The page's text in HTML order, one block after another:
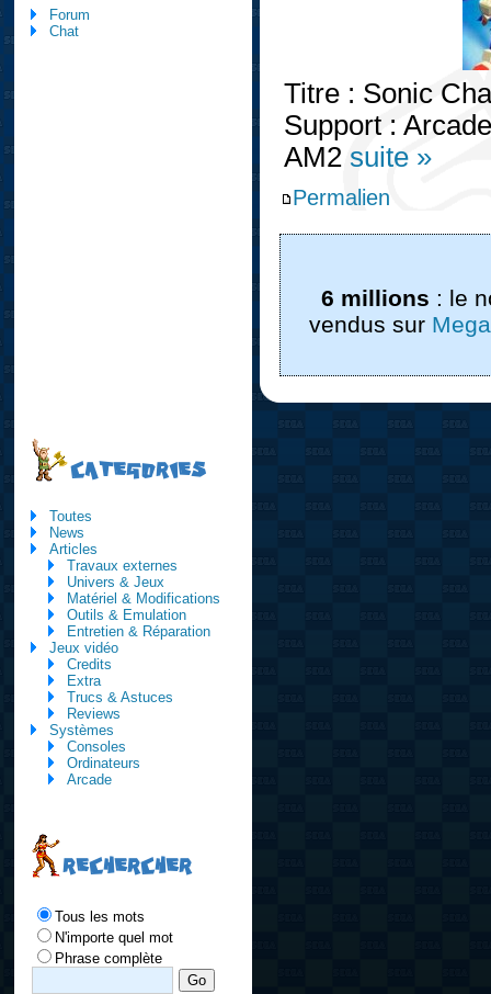
Titre : Sonic
Support :
AM2suite »
Permalien
6 millions : le
vendus sur
Forum
Chat
CATEGORIES
Toutes
News
Articles
Travaux externes
Univers & Jeux
Matériel & Modifications
Outils & Emulation
Entretien & Réparation
Jeux vidéo
Credits
Extra
Trucs & Astuces
Reviews
Systèmes
Consoles
Ordinateurs
Arcade
RECHERCHER
Tous les mots
N'importe quel mot
Phrase complète